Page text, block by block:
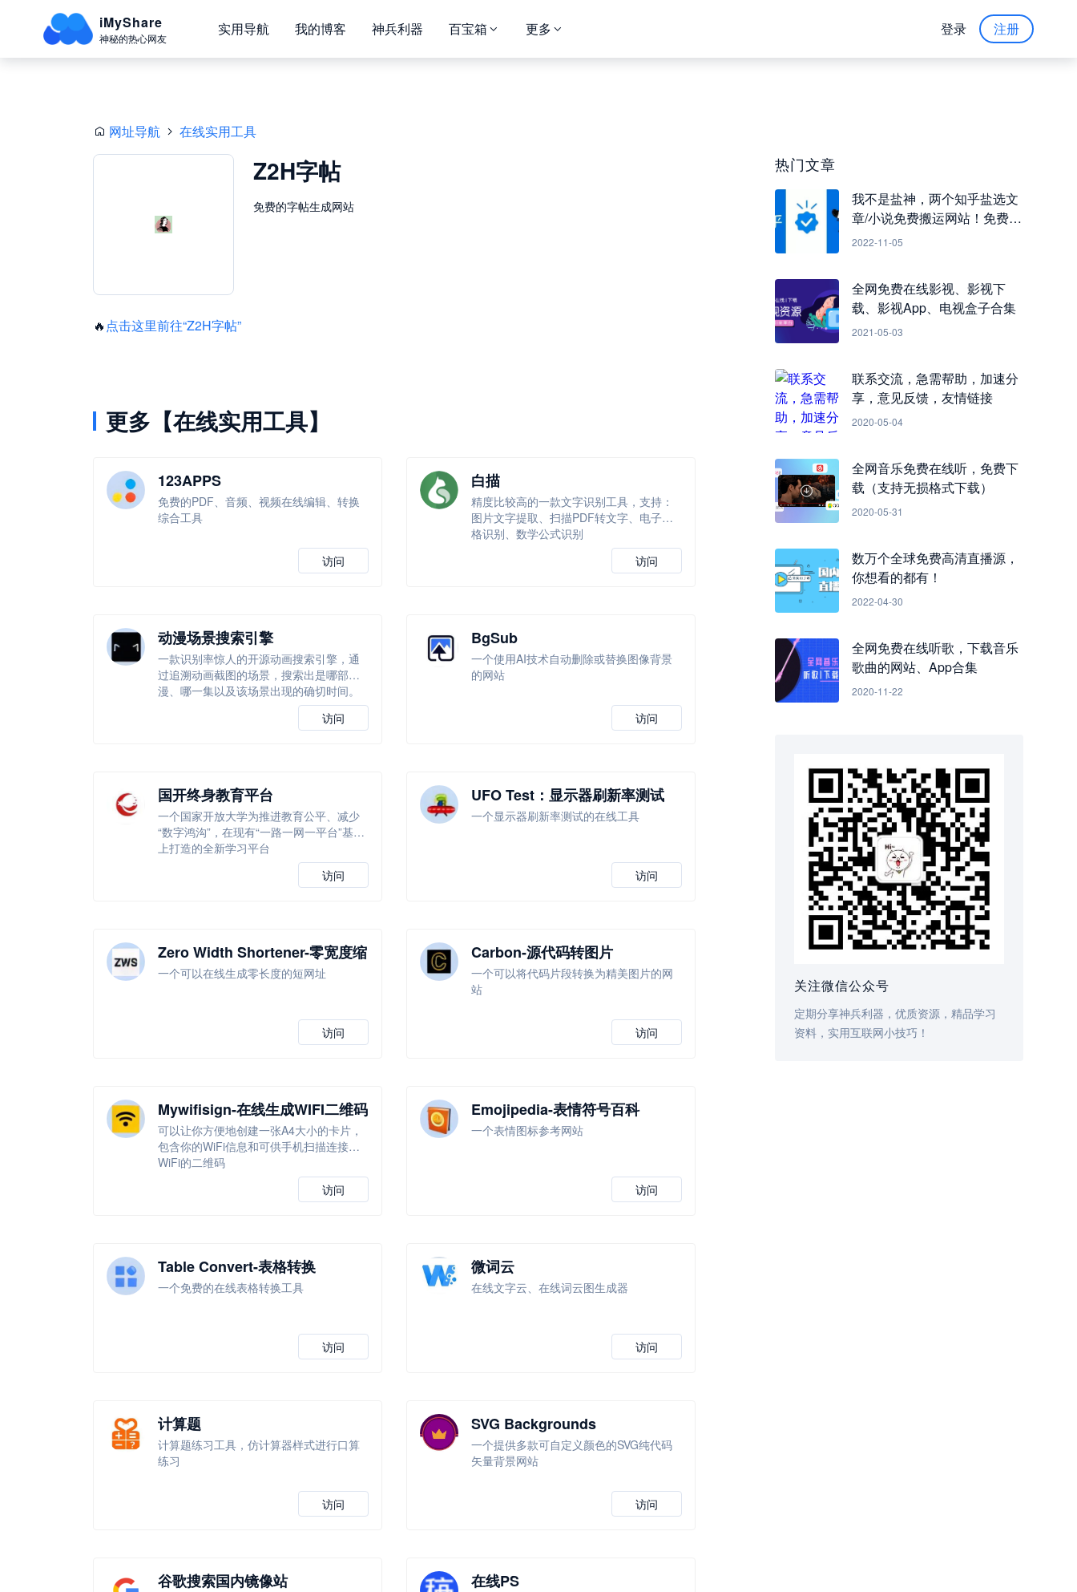
iMyShare
神秘的热心网友
实用导航 我的博客 神兵利器 百宝箱 更多 注册
登录
热门文章
我不是盐神，两个知乎盐选文
章/小说免费搬运网站！免费看
知乎小说
2022-11-05
全网免费在线影视、影视下
载、影视App、电视盒子合集
2021-05-03
联系交流，急需帮助，加速分
享，意见反馈，友情链接
2020-05-04
全网音乐免费在线听，免费下
载（支持无损格式下载）
2020-05-31
数万个全球免费高清直播源，
你想看的都有！
2022-04-30
全网免费在线听歌，下载音乐
歌曲的网站、App合集
2020-11-22
关注微信公众号
定期分享神兵利器，优质资源，精品学习
资料，实用互联网小技巧！
网址导航 在线实用工具
Z2H字帖
免费的字帖生成网站
🔥 点击这里前往“Z2H字帖”
更多【在线实用工具】
123APPS
免费的PDF、音频、视频在线编辑、转换
综合工具
访问
白描
精度比较高的一款文字识别工具，支持：
图片文字提取、扫描PDF转文字、电子表
格识别、数学公式识别
访问
动漫场景搜索引擎
一款识别率惊人的开源动画搜索引擎，通
过追溯动画截图的场景，搜索出是哪部动
漫、哪一集以及该场景出现的确切时间。
访问
BgSub
一个使用AI技术自动删除或替换图像背景
的网站
访问
国开终身教育平台
一个国家开放大学为推进教育公平、减少
“数字鸿沟”，在现有“一路一网一平台”基础
上打造的全新学习平台
访问
UFO Test：显示器刷新率测试
一个显示器刷新率测试的在线工具
访问
Zero Width Shortener-零宽度缩
短器
一个可以在线生成零长度的短网址
访问
Carbon-源代码转图片
一个可以将代码片段转换为精美图片的网
站
访问
Mywifisign-在线生成WIFI二维码
可以让你方便地创建一张A4大小的卡片，
包含你的WiFi信息和可供手机扫描连接
WiFi的二维码
访问
Emojipedia-表情符号百科
一个表情图标参考网站
访问
Table Convert-表格转换
一个免费的在线表格转换工具
访问
微词云
在线文字云、在线词云图生成器
访问
计算题
计算题练习工具，仿计算器样式进行口算
练习
访问
SVG Backgrounds
一个提供多款可自定义颜色的SVG纯代码
矢量背景网站
访问
谷歌搜索国内镜像站 在线PS